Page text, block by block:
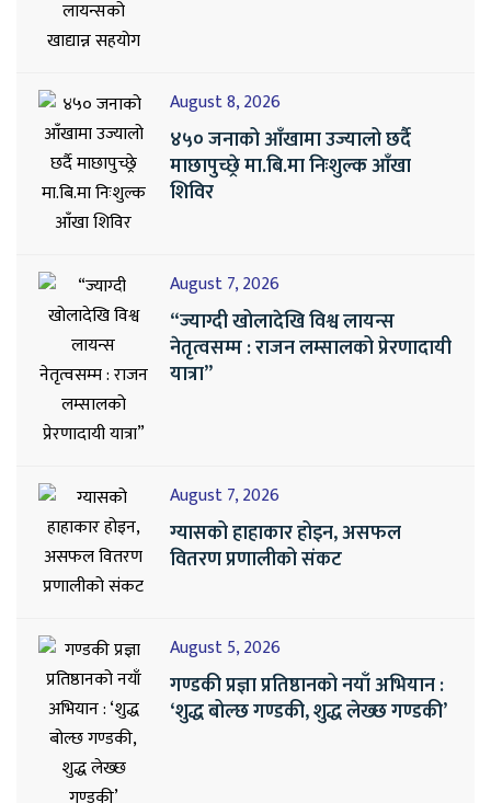
August 8, 2026
४५० जनाको आँखामा उज्यालो छर्दै
माछापुच्छ्रे मा.बि.मा निःशुल्क आँखा
शिविर
August 7, 2026
“ज्याग्दी खोलादेखि विश्व लायन्स
नेतृत्वसम्म : राजन लम्सालको प्रेरणादायी
यात्रा”
August 7, 2026
ग्यासको हाहाकार होइन, असफल
वितरण प्रणालीको संकट
August 5, 2026
गण्डकी प्रज्ञा प्रतिष्ठानको नयाँ अभियान :
‘शुद्ध बोल्छ गण्डकी, शुद्ध लेख्छ गण्डकी’